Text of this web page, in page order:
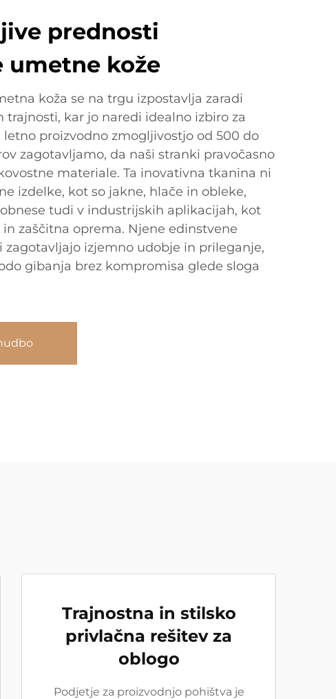
prednosti
umetne kože
koža se na trgu izpostavlja zaradi
trajnosti, kar jo naredi idealno izbiro za
letno proizvodno zmogljivostjo od 500 do
zagotavljamo, da naši stranki pravočasno
materiale. Ta inovativna tkanina ni
izdelke, kot so jakne, hlače in obleke,
tudi v industrijskih aplikacijah, kot
zaščitna oprema. Njene edinstvene
zagotavljajo izjemno udobje in prileganje,
gibanja brez kompromisa glede sloga
Trajnostna in stilsko
privlačna rešitev za
oblogo
Podjetje za proizvodnjo pohištva je